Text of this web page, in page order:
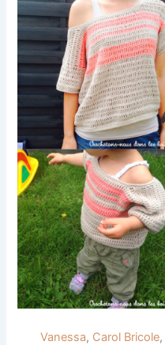
Vanessa, Carol Bricole,